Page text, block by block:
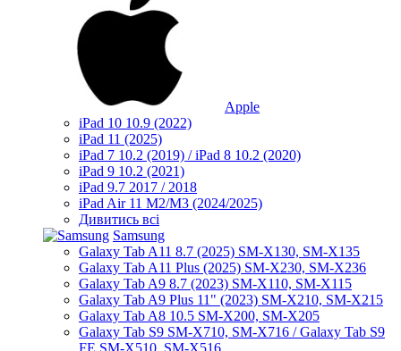
Apple
iPad 10 10.9 (2022)
iPad 11 (2025)
iPad 7 10.2 (2019) / iPad 8 10.2 (2020)
iPad 9 10.2 (2021)
iPad 9.7 2017 / 2018
iPad Air 11 M2/M3 (2024/2025)
Дивитись всі
Samsung
Galaxy Tab A11 8.7 (2025) SM-X130, SM-X135
Galaxy Tab A11 Plus (2025) SM-X230, SM-X236
Galaxy Tab A9 8.7 (2023) SM-X110, SM-X115
Galaxy Tab A9 Plus 11" (2023) SM-X210, SM-X215
Galaxy Tab A8 10.5 SM-X200, SM-X205
Galaxy Tab S9 SM-X710, SM-X716 / Galaxy Tab S9
FE SM-X510, SM-X516